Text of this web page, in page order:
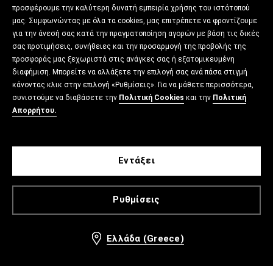
προσφέρουμε την καλύτερη δυνατή εμπειρία χρήσης του ιστότοπού
μας. Συμφωνώντας με όλα τα cookies, μας επιτρέπετε να φροντίζουμε
για την άνεσή σας κατά την πραγματοποίηση αγορών με βάση τις δικές
σας προτιμήσεις, συνήθειες και την προσαρμογή της προβολής της
προσφοράς μας ξεχωριστά στις ανάγκες σας ή εξατομικευμένη
διαφήμιση. Μπορείτε να αλλάξετε την επιλογή σας ανά πάσα στιγμή
κάνοντας κλικ στην επιλογή «Ρυθμίσεις». Για να μάθετε περισσότερα,
συνιστούμε να διαβάσετε την Πολιτική Cookies και την Πολιτική
Απορρήτου.
Ρυθμίσεις
Εντάξει
Ελλάδα (Greece)